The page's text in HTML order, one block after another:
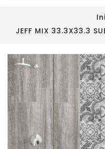
JEFF MIX 33.3X33.3